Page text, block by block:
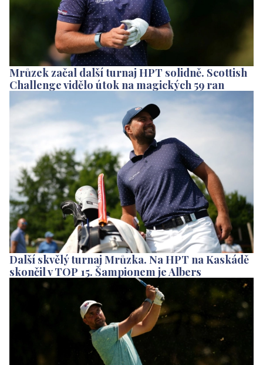
Mrůzek začal další turnaj HPT solidně. Scottish
Challenge vidělo útok na magických 59 ran
Další skvělý turnaj Mrůzka. Na HPT na Kaskádě
skončil v TOP 15. Šampionem je Albers